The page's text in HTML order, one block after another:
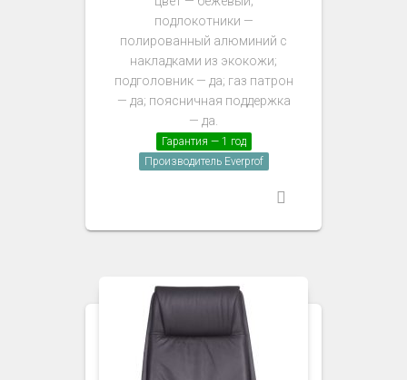
подлокотники —
полированный алюминий с
накладками из экокожи;
подголовник — да; газ патрон
— да; поясничная поддержка
— да.
Гарантия — 1 год
Производитель Everprof